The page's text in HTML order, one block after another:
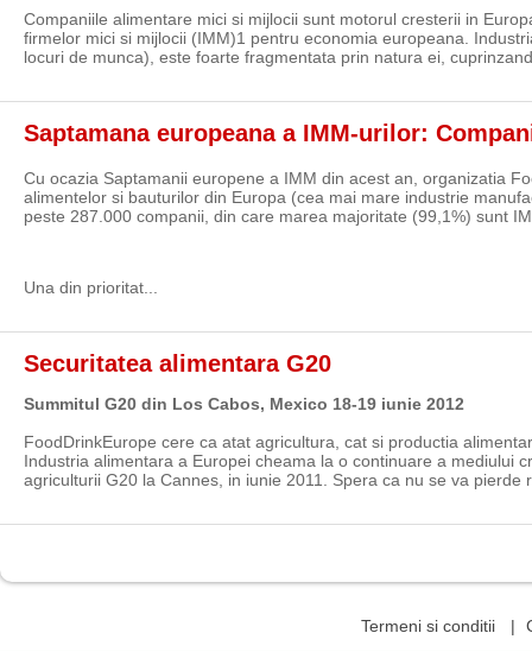
Companiile alimentare mici si mijlocii sunt motorul cresterii in
firmelor mici si mijlocii (IMM)1 pentru economia europeana.
locuri de munca), este foarte fragmentata prin natura ei,
Saptamana europeana a IMM-urilor:
Cu ocazia Saptamanii europene a IMM din acest an, organizatia
alimentelor si bauturilor din Europa (cea mai mare industrie
peste 287.000 companii, din care marea majoritate (99,1%) sunt
Una din prioritat...
Securitatea alimentara G20
Summitul G20 din Los Cabos, Mexico 18-19 iunie 2012
FoodDrinkEurope cere ca atat agricultura, cat si productia
Industria alimentara a Europei cheama la o continuare a mediului
agriculturii G20 la Cannes, in iunie 2011. Spera ca nu se va pierde
Termeni si conditii |